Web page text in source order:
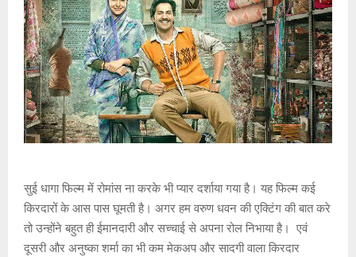
सुई धागा फिल्म में रोमांस ना करके भी प्यार दर्शाया गया है। यह फिल्म कई
किरदारों के आस पास घूमती है। अगर हम वरुण धवन की एक्टिंग की बात करे
तो उन्होंने बहुत ही ईमानदारी और सच्चाई से अपना रोल निभाया है। एवं
दूसरी और अनुष्का शर्मा का भी कम मेकअप और सादगी वाला किरदार